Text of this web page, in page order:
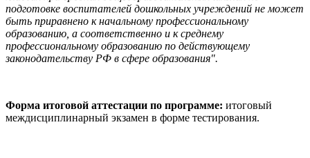
подготовке воспитателей дошкольных учреждений не может
быть приравнено к начальному профессиональному
образованию, а соответственно и к среднему
профессиональному образованию по действующему
законодательству РФ в сфере образования".
Форма итоговой аттестации по программе: итоговый
междисциплинарный экзамен в форме тестирования.